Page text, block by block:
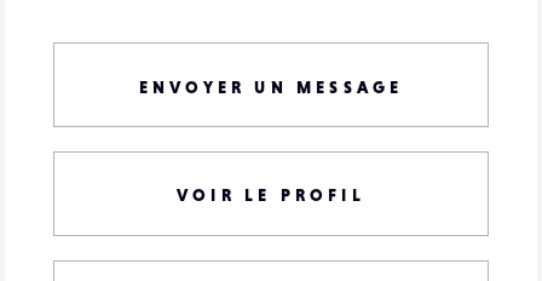
ENVOYER UN MESSAGE
VOIR LE PROFIL